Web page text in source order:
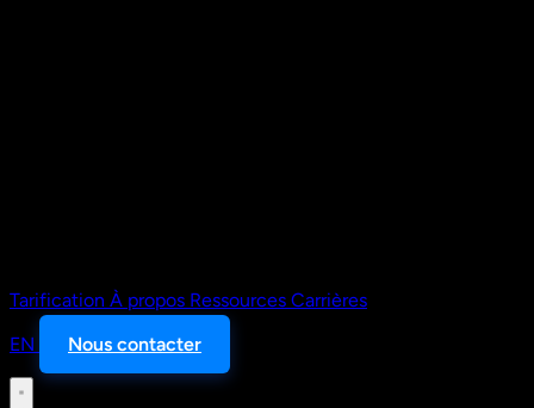
Tarification À propos Ressources Carrières
EN
Nous contacter